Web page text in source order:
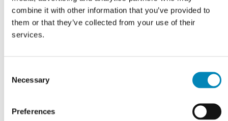
combine it with other information that you’ve provided to
them or that they’ve collected from your use of their
services.
Selection
Necessary
Preferences